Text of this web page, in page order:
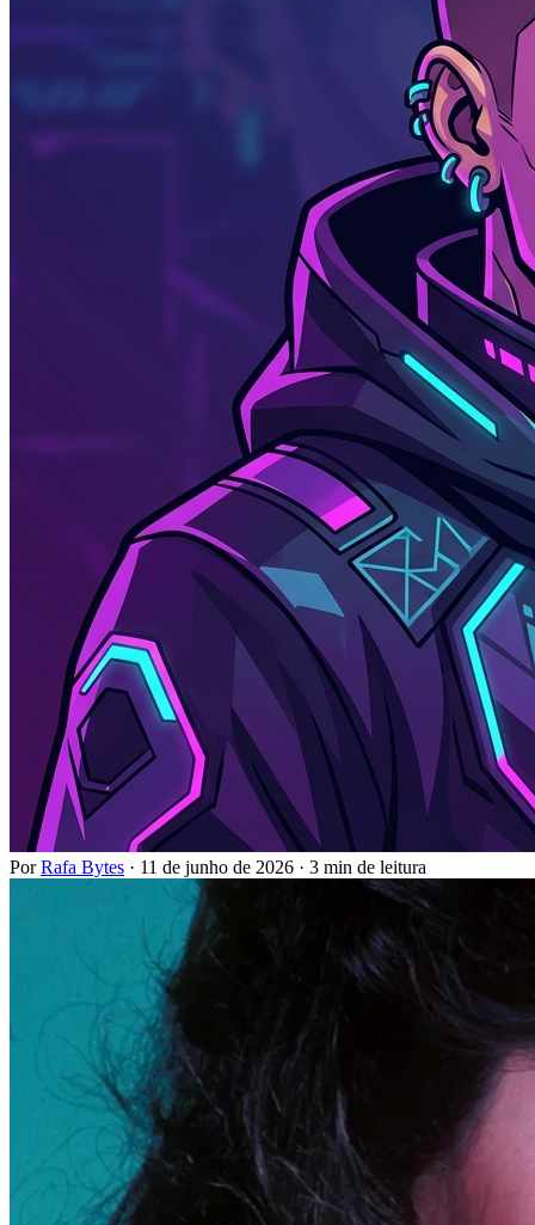
PorRafa Bytes · 11 de junho de 2026 · 3 min de leitura